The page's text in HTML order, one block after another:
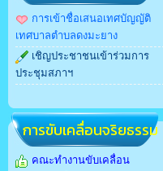
การเข้าชื่อเสนอเทศบัญญัติ
เทศบาลตำบลดงมะยาง
เชิญประชาชนเข้าร่วมการ
ประชุมสภาฯ
การขับเคลื่อนจริยธรรม
คณะทำงานขับเคลื่อน